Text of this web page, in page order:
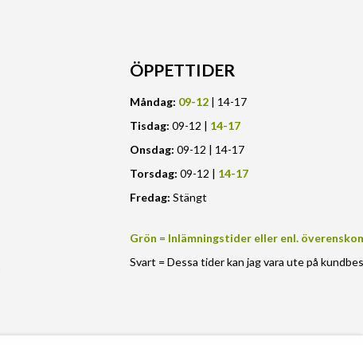
ÖPPETTIDER
Måndag: 09-12| 14-17
Tisdag: 09-12 | 14-17
Onsdag: 09-12 | 14-17
Torsdag: 09-12 | 14-17
Fredag: Stängt
Grön = Inlämningstider eller enl.
Svart = Dessa tider kan jag vara ute på